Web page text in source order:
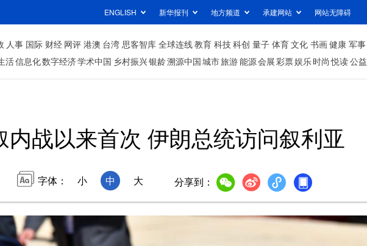
ENGLISH 新华报刊 地方频道 承建网站 网站无障碍
人事 国际 财经 网评 港澳 台湾 思客智库 全球连线教育 科技科创 量子 体育文化 书画健康 军事
活信息化数字经济学术中国 乡村振兴银龄溯源中国城市旅游能源会展彩票娱乐时尚 悦读公益
内战以来首次 伊朗总统访问叙利亚
字体： 小 中 大 分享到：